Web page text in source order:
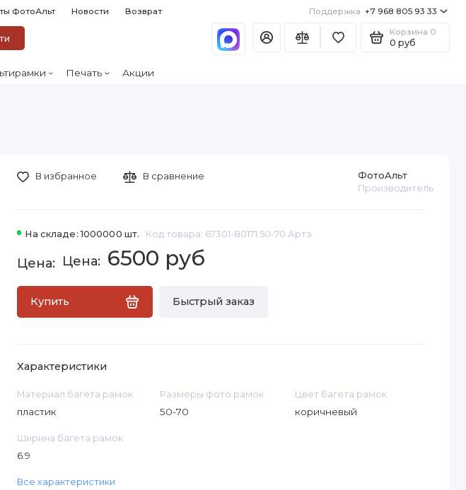
ФотоАльт Новости Возврат Поддержка +7 968 805 93 33
Корзина 0
0 руб
Печать Акции
На складе: 1000000 шт. Код товара: 67301-80171 50-70 Артэ
ФотоАльт
Производитель
6500 руб
Купить Быстрый заказ
В избранное В сравнение
Характеристики
Материал багета рамок
пластик
Размеры фото рамок
50-70
Цвет багета рамок
коричневый
Ширина багета рамок
6.9
Все характеристики